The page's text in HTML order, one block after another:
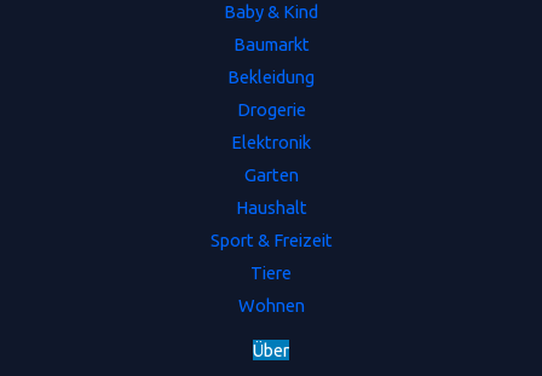
Baby & Kind
Baumarkt
Bekleidung
Drogerie
Elektronik
Garten
Haushalt
Sport & Freizeit
Tiere
Wohnen
Über